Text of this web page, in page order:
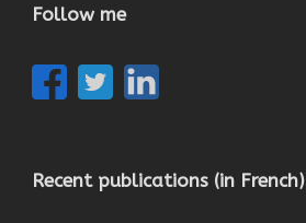
Follow me
Recent publications (in French)